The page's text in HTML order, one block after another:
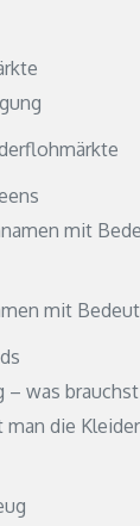
mit
mit
– was
die